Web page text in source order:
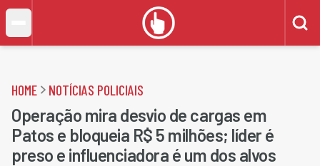
HOME NOTÍCIAS POLICIAIS
Operação mira desvio de cargas em
Patos e bloqueia R$ 5 milhões; líder é
preso e influenciadora é um dos alvos